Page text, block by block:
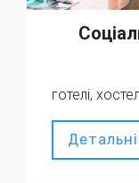
готелі,